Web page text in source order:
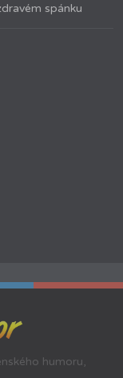
spánku
humoru,